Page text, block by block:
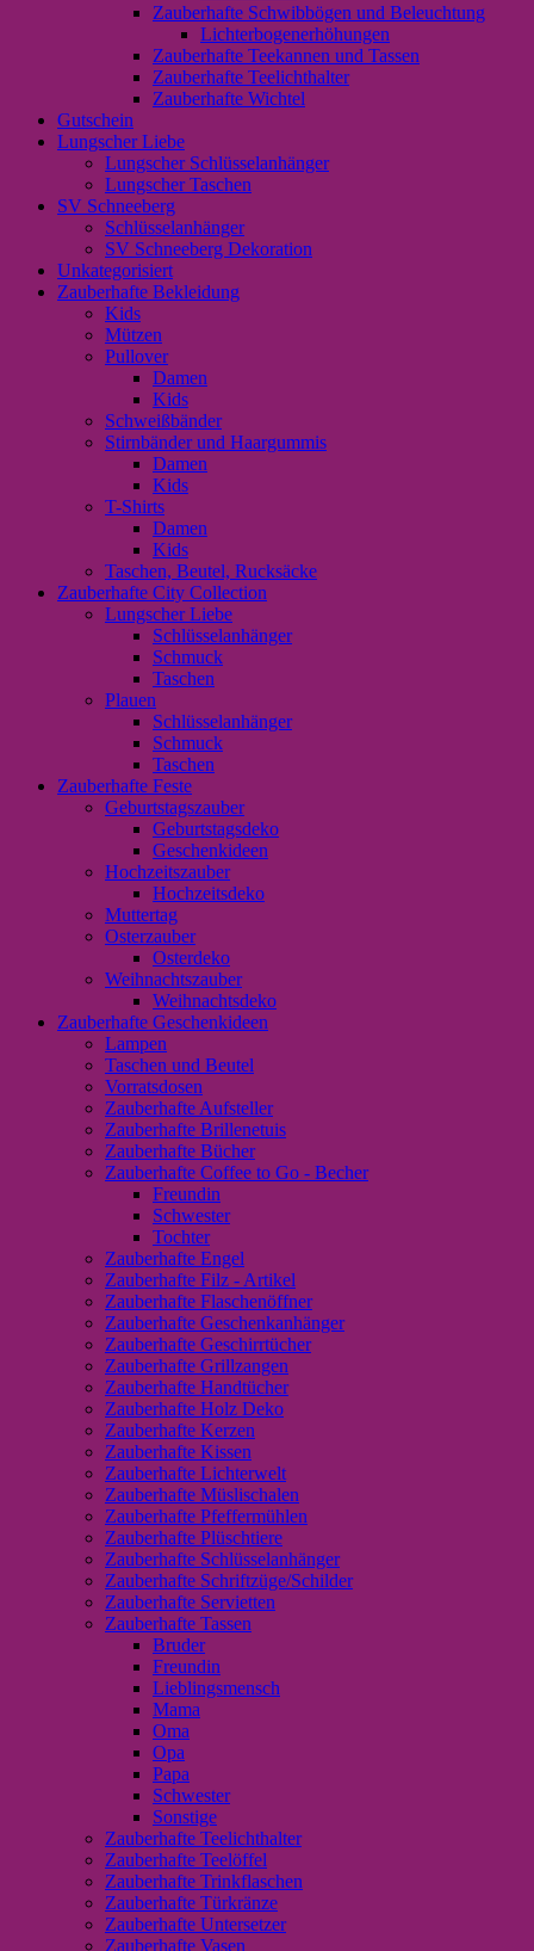
Zauberhafte Schwibbögen und Beleuchtung
Lichterbogenerhöhungen
Zauberhafte Teekannen und Tassen
Zauberhafte Teelichthalter
Zauberhafte Wichtel
Gutschein
Lungscher Liebe
Lungscher Schlüsselanhänger
Lungscher Taschen
SV Schneeberg
Schlüsselanhänger
SV Schneeberg Dekoration
Unkategorisiert
Zauberhafte Bekleidung
Kids
Mützen
Pullover
Damen
Kids
Schweißbänder
Stirnbänder und Haargummis
Damen
Kids
T-Shirts
Damen
Kids
Taschen, Beutel, Rucksäcke
Zauberhafte City Collection
Lungscher Liebe
Schlüsselanhänger
Schmuck
Taschen
Plauen
Schlüsselanhänger
Schmuck
Taschen
Zauberhafte Feste
Geburtstagszauber
Geburtstagsdeko
Geschenkideen
Hochzeitszauber
Hochzeitsdeko
Muttertag
Osterzauber
Osterdeko
Weihnachtszauber
Weihnachtsdeko
Zauberhafte Geschenkideen
Lampen
Taschen und Beutel
Vorratsdosen
Zauberhafte Aufsteller
Zauberhafte Brillenetuis
Zauberhafte Bücher
Zauberhafte Coffee to Go - Becher
Freundin
Schwester
Tochter
Zauberhafte Engel
Zauberhafte Filz - Artikel
Zauberhafte Flaschenöffner
Zauberhafte Geschenkanhänger
Zauberhafte Geschirrtücher
Zauberhafte Grillzangen
Zauberhafte Handtücher
Zauberhafte Holz Deko
Zauberhafte Kerzen
Zauberhafte Kissen
Zauberhafte Lichterwelt
Zauberhafte Müslischalen
Zauberhafte Pfeffermühlen
Zauberhafte Plüschtiere
Zauberhafte Schlüsselanhänger
Zauberhafte Schriftzüge/Schilder
Zauberhafte Servietten
Zauberhafte Tassen
Bruder
Freundin
Lieblingsmensch
Mama
Oma
Opa
Papa
Schwester
Sonstige
Zauberhafte Teelichthalter
Zauberhafte Teelöffel
Zauberhafte Trinkflaschen
Zauberhafte Türkränze
Zauberhafte Untersetzer
Zauberhafte Vasen